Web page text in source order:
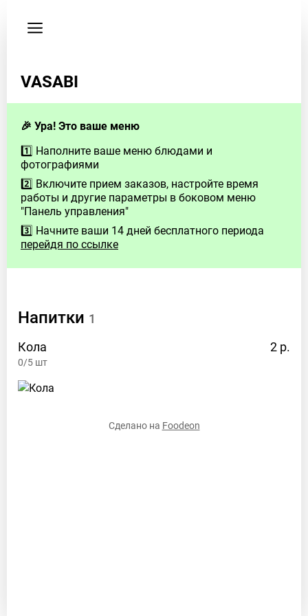
соглашение
375445489995
VASABI
🎉 Ура! Это ваше меню
1️⃣ Наполните ваше меню блюдами и
фотографиями
2️⃣ Включите прием заказов, настройте время
работы и другие параметры в боковом меню
"Панель управления"
3️⃣ Начните ваши 14 дней бесплатного периода
перейдя по ссылке
Напитки 1
Кола
2 р.
0/5 шт
Сделано на Foodeon